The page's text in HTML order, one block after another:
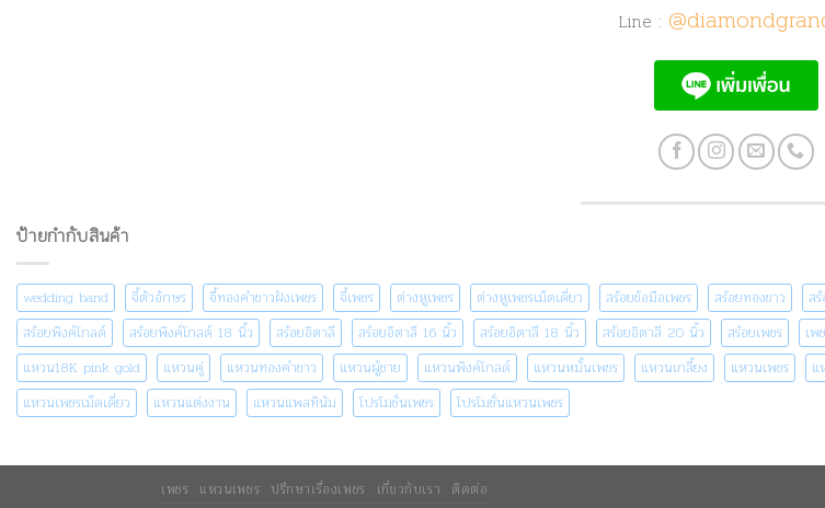
Line :
ป้ายกำกับสินค้า
wedding band จี้ตัวอักษร จี้ทองคำขาวฝังเพชร จี้เพชร ต่างหูเพชร ต่างหูเพชรเม็ดเดี่ยว สร้อยข้อมือเพชร สร้อยทองขาว ส
สร้อยพิงค์โกลด์
สร้อยพิงค์โกลด์ 18 นิ้ว สร้อยอิตาลี สร้อยอิตาลี 16 นิ้ว สร้อยอิตาลี 18 นิ้ว สร้อยอิตาลี 20 นิ้ว สร้อยเพชร เพ
แหวน18K pink gold
แหวนคู่ แหวนทองคำขาว แหวนผู้ชาย แหวนพิงค์โกลด์ แหวนหมั้นเพชร แหวนเกลี้ยง แหวนเพชร แ
แหวนเพชรเม็ดเดี่ยว
แหวนแต่งงาน แหวนแพลทินัม โปรโมชั่นเพชร โปรโมชั่นแหวนเพชร
เพชร แหวนเพชร ปรึกษาเรื่องเพชร เกี่ยวกับเรา ติดต่อ